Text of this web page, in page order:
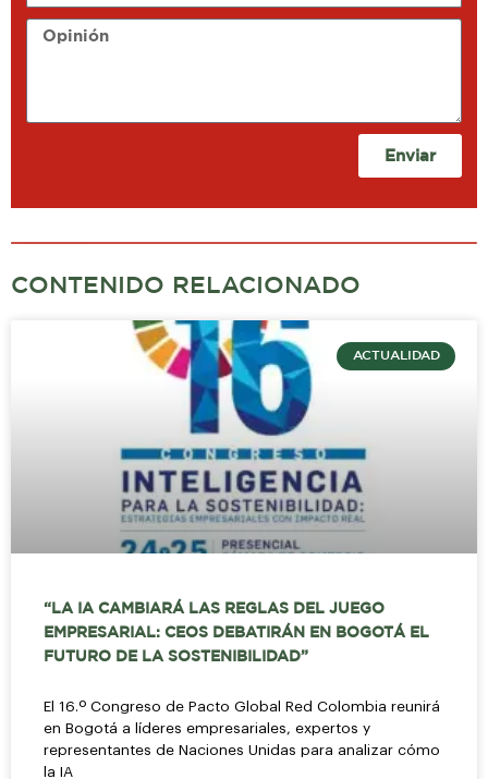
Opinión
Enviar
CONTENIDO RELACIONADO
ACTUALIDAD
“LA IA CAMBIARÁ LAS REGLAS DEL JUEGO
EMPRESARIAL: CEOS DEBATIRÁN EN BOGOTÁ EL
FUTURO DE LA SOSTENIBILIDAD”
El 16.º Congreso de Pacto Global Red Colombia reunirá
en Bogotá a líderes empresariales, expertos y
representantes de Naciones Unidas para analizar cómo
la IA